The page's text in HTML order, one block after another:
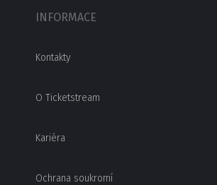
INFORMACE
Kontakty
O Ticketstream
Kariéra
Ochrana soukromí